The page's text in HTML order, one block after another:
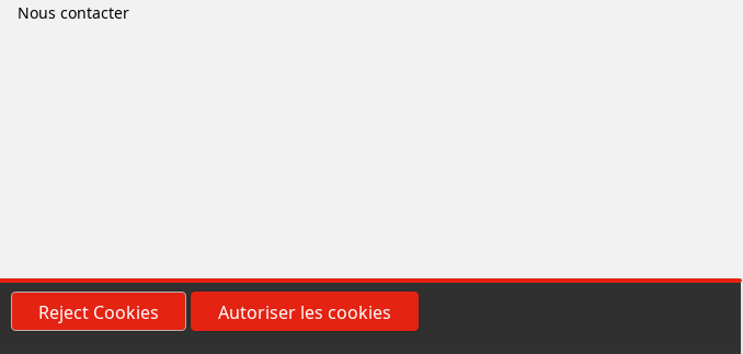
Reject Cookies Autoriser les cookies
Nous contacter